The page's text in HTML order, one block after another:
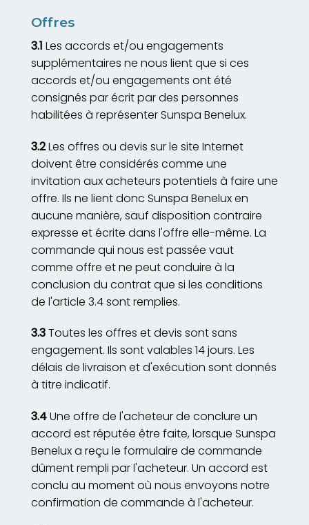
Offres
3.1 Les accords et/ou engagements
supplémentaires ne nous lient que si ces
accords et/ou engagements ont été
consignés par écrit par des personnes
habilitées à représenter Sunspa Benelux.
3.2Les offres ou devis sur le site Internet
doivent être considérés comme une
invitation aux acheteurs potentiels à faire une
offre. Ils ne lient donc Sunspa Benelux en
aucune manière, sauf disposition contraire
expresse et écrite dans l'offre elle-même. La
commande qui nous est passée vaut
comme offre et ne peut conduire à la
conclusion du contrat que si les conditions
de l'article 3.4 sont remplies.
3.3Toutes les offres et devis sont sans
engagement. Ils sont valables 14 jours. Les
délais de livraison et d'exécution sont donnés
à titre indicatif.
3.4Une offre de l'acheteur de conclure un
accord est réputée être faite, lorsque Sunspa
Benelux a reçu le formulaire de commande
dûment rempli par l'acheteur. Un accord est
conclu au moment où nous envoyons notre
confirmation de commande à l'acheteur.